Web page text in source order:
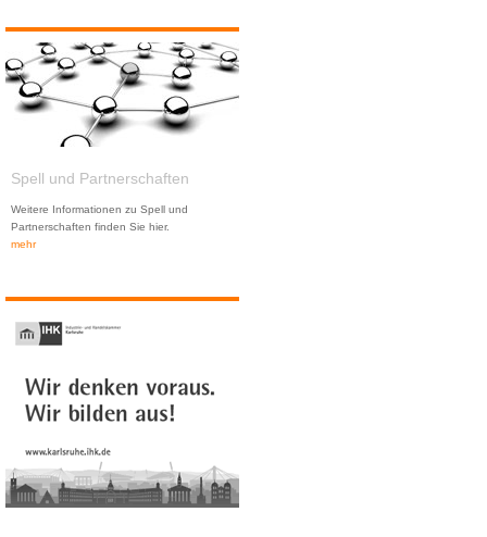
Spell und Partnerschaften
Weitere Informationen zu Spell und
Partnerschaften finden Sie hier.
mehr